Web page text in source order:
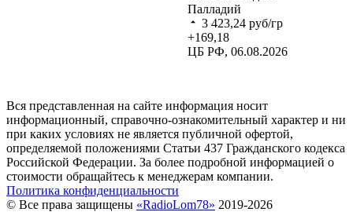
Палладий
3 423,24 руб/гр
+169,18
ЦБ РФ, 06.08.2026
Вся представленная на сайте информация носит
информационный, справочно-ознакомительный характер и ни
при каких условиях не является публичной офертой,
определяемой положениями Статьи 437 Гражданского кодекса
Российской Федерации. За более подробной информацией о
стоимости обращайтесь к менеджерам компании.
Политика конфиденциальности
© Все права защищены «RadioLom78» 2019-2026